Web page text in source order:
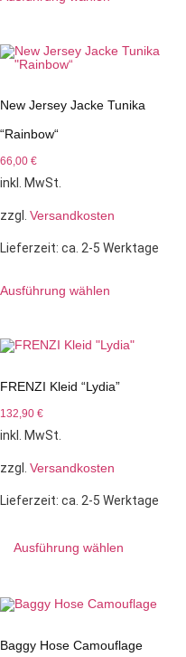
New Jersey Jacke Tunika
“Rainbow“
66,00 €
inkl. MwSt.
zzgl. Versandkosten
Lieferzeit: ca. 2-5 Werktage
Ausführung wählen
FRENZI Kleid “Lydia”
132,90 €
inkl. MwSt.
zzgl. Versandkosten
Lieferzeit: ca. 2-5 Werktage
Ausführung wählen
Baggy Hose Camouflage